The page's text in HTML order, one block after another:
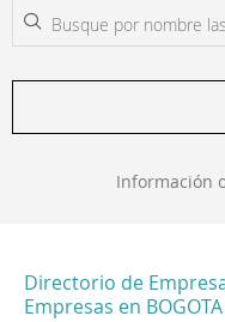
Información
Directorio de
Empresas en